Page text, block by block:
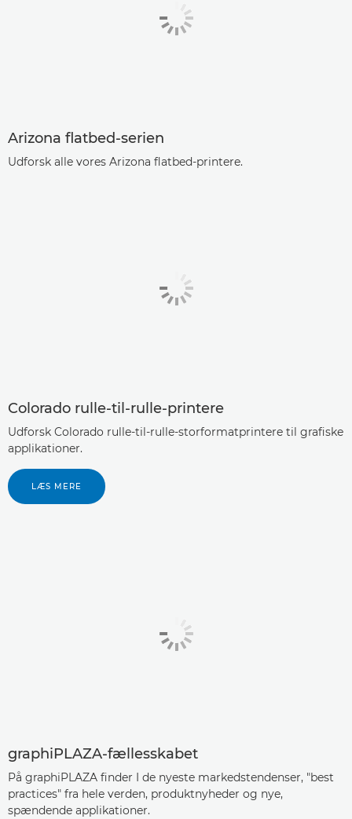
Arizona flatbed-serien
Udforsk alle vores Arizona flatbed-printere.
Colorado rulle-til-rulle-printere
Udforsk Colorado rulle-til-rulle-storformatprintere til grafiske
applikationer.
LÆS MERE
graphiPLAZA-fællesskabet
På graphiPLAZA finder I de nyeste markedstendenser, "best
practices" fra hele verden, produktnyheder og nye,
spændende applikationer.